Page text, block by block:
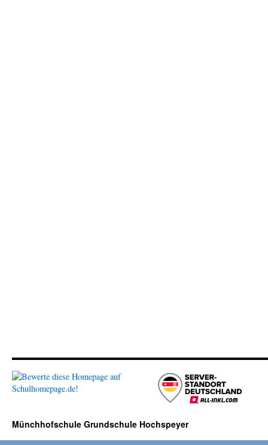
Münchhofschule Grundschule Hochspeyer